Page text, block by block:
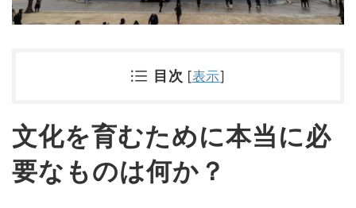
目次 [表示]
文化を育むために本当に必
要なものは何か？